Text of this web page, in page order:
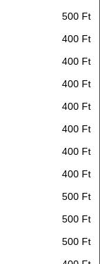
500 Ft
400 Ft
400 Ft
400 Ft
400 Ft
400 Ft
400 Ft
400 Ft
500 Ft
500 Ft
500 Ft